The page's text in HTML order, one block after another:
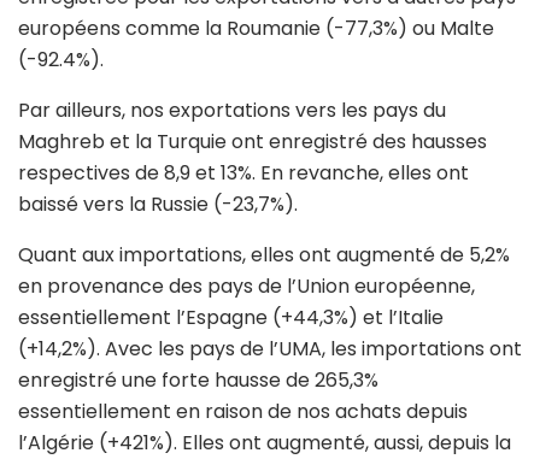
européens comme la Roumanie (-77,3%) ou Malte
(-92.4%).
Par ailleurs, nos exportations vers les pays du
Maghreb et la Turquie ont enregistré des hausses
respectives de 8,9 et 13%. En revanche, elles ont
baissé vers la Russie (-23,7%).
Quant aux importations, elles ont augmenté de 5,2%
en provenance des pays de l’Union européenne,
essentiellement l’Espagne (+44,3%) et l’Italie
(+14,2%). Avec les pays de l’UMA, les importations ont
enregistré une forte hausse de 265,3%
essentiellement en raison de nos achats depuis
l’Algérie (+421%). Elles ont augmenté, aussi, depuis la